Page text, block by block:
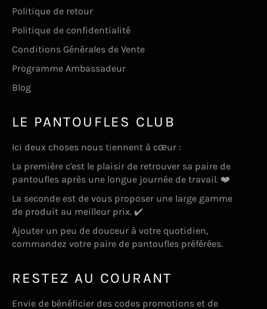
Politique de retour
Politique de confidentialité
Conditions Générales de Vente
Programme Ambassadeur
Blog
LE PANTOUFLES CLUB
Ici deux choses nous tiennent à cœur :
La première c'est le plaisir de retrouver sa paire de
pantoufles après une longue journée de travail. ❤️
La seconde est de vous proposer une large gamme
de produit au meilleur prix. ✔️
Ajouter un peu de douceur à votre quotidien,
commandez votre paire de pantoufles préférées.
RESTEZ AU COURANT
Envie de bénéficier des codes promotions et de